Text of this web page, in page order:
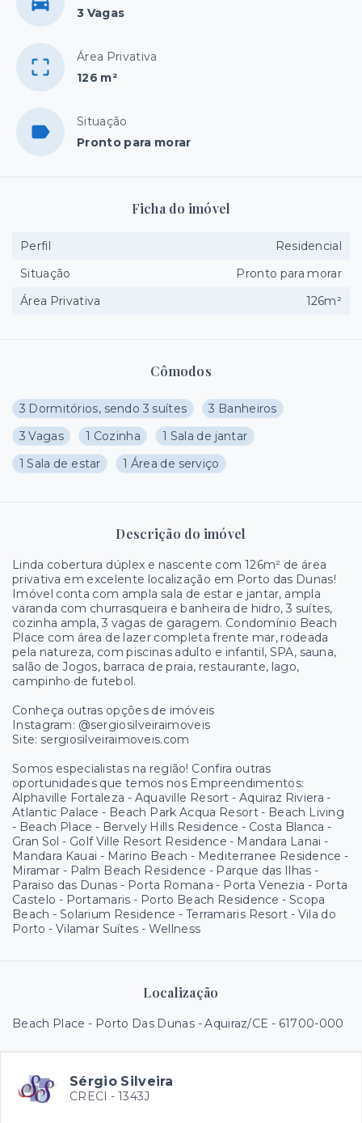
3 Vagas
Área Privativa
126 m²
Situação
Pronto para morar
Cômodos
3 Dormitórios, sendo 3 suítes
3 Banheiros
3 Vagas
1 Cozinha
1 Sala de jantar
1 Sala de estar
1 Área de serviço
Descrição do imóvel
Linda cobertura dúplex e nascente com 126m² de área
privativa em excelente localização em Porto das Dunas!
Imóvel conta com ampla sala de estar e jantar, ampla
varanda com churrasqueira e banheira de hidro, 3 suítes,
cozinha ampla, 3 vagas de garagem. Condomínio Beach
Place com área de lazer completa frente mar, rodeada
pela natureza, com piscinas adulto e infantil, SPA, sauna,
salão de Jogos, barraca de praia, restaurante, lago,
campinho de futebol.
Conheça outras opções de imóveis
Instagram: @sergiosilveiraimoveis
Site: sergiosilveiraimoveis.com
Somos especialistas na região! Confira outras
oportunidades que temos nos Empreendimentos:
Alphaville Fortaleza - Aquaville Resort - Aquiraz Riviera -
Atlantic Palace - Beach Park Acqua Resort - Beach Living
- Beach Place - Bervely Hills Residence - Costa Blanca -
Gran Sol - Golf Ville Resort Residence - Mandara Lanai -
Mandara Kauai - Marino Beach - Mediterranee Residence -
Miramar - Palm Beach Residence - Parque das Ilhas -
Paraiso das Dunas - Porta Romana - Porta Venezia - Porta
Castelo - Portamaris - Porto Beach Residence - Scopa
Beach - Solarium Residence - Terramaris Resort - Vila do
Porto - Vilamar Suítes - Wellness
Localização
Beach Place - Porto Das Dunas - Aquiraz/CE - 61700-000
Ficha do imóvel
Perfil
Residencial
Situação
Pronto para morar
Área Privativa
126m²
Sérgio Silveira
CRECI - 1343J